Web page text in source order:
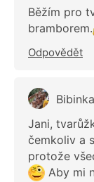
Běžím pro
bramborem.
Odpovědět
Bibinka
Jani,
čemkoliv a
protože
Aby mi